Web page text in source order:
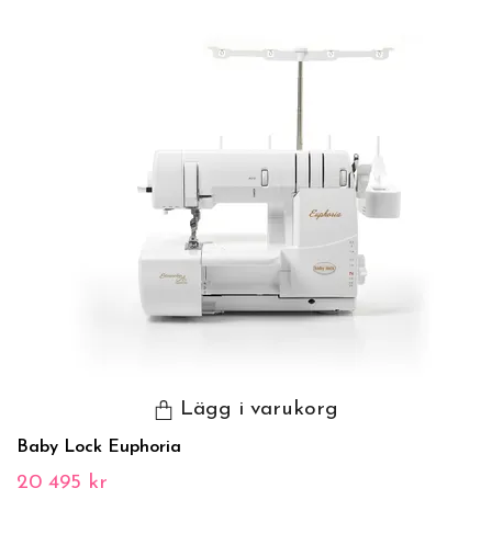
Lägg i varukorg
Baby Lock Euphoria
20 495 kr